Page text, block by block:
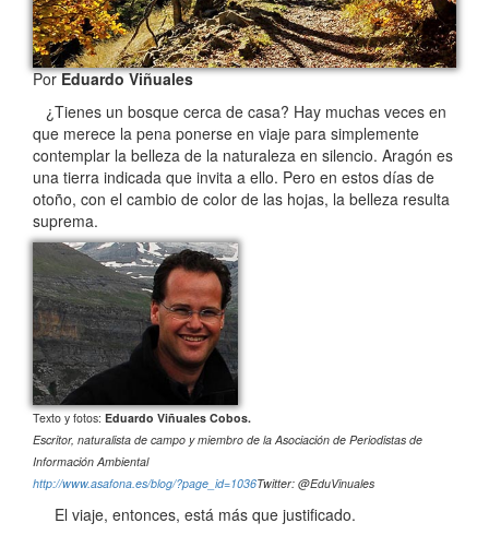
PorEduardo Viñuales
¿Tienes un bosque cerca de casa? Hay muchas veces en
que merece la pena ponerse en viaje para simplemente
contemplar la belleza de la naturaleza en silencio. Aragón es
una tierra indicada que invita a ello. Pero en estos días de
otoño, con el cambio de color de las hojas, la belleza resulta
suprema.
Texto y fotos: Eduardo Viñuales Cobos.
Escritor, naturalista de campo y miembro de la Asociación de Periodistas de
Información Ambiental
http://www.asafona.es/blog/?page_id=1036Twitter: @EduVinuales
El viaje, entonces, está más que justificado.